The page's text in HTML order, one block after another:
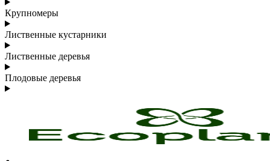
Крупномеры
Лиственные кустарники
Лиственные деревья
Плодовые деревья